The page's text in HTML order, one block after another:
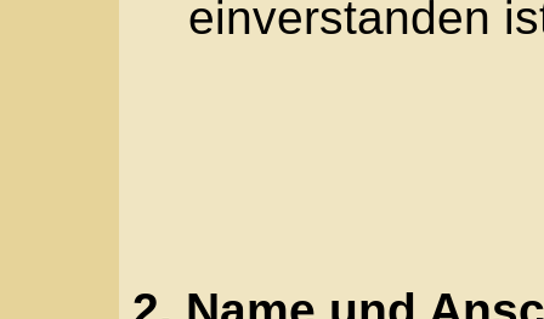
Cookie-ID. Eine
Internetseiten und